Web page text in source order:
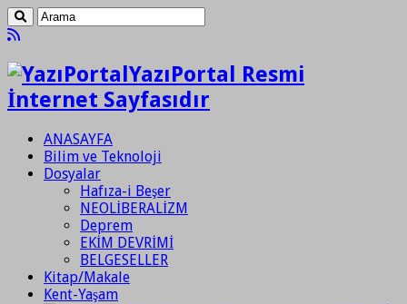
YazıPortal Resmi
İnternet Sayfasıdır
ANASAYFA
Bilim ve Teknoloji
Dosyalar
Hafıza-i Beşer
NEOLİBERALİZM
Deprem
EKİM DEVRİMİ
BELGESELLER
Kitap/Makale
Kent-Yaşam